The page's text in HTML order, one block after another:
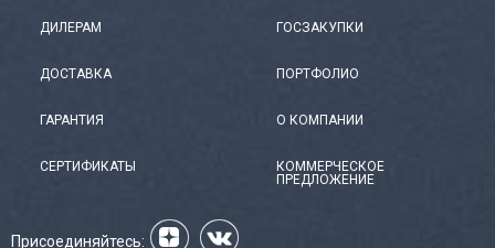
ДИЛЕРАМ
ДОСТАВКА
ГАРАНТИЯ
СЕРТИФИКАТЫ
ГОСЗАКУПКИ
ПОРТФОЛИО
О КОМПАНИИ
КОММЕРЧЕСКОЕ
ПРЕДЛОЖЕНИЕ
Присоединяйтесь: